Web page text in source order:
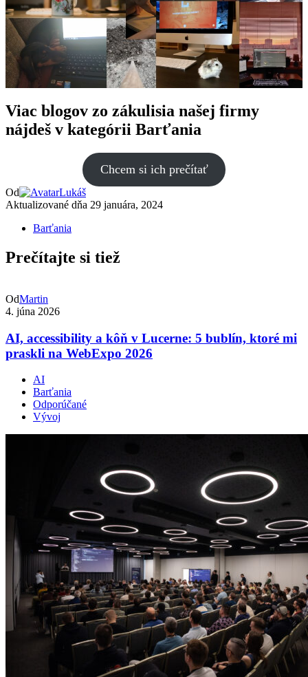
Viac blogov zo zákulisia našej firmy
nájdeš v kategórii Barťania
Chcem si ich prečítať
Od
Lukáš
Aktualizované dňa 29 januára, 2024
Barťania
Prečítajte si tiež
OdMartin
4. júna 2026
AI, accessibility a kôň v Lucerne: 5 bublín, ktoré mi
praskli na WebExpo 2026
AI
Barťania
Odporúčané
Vývoj